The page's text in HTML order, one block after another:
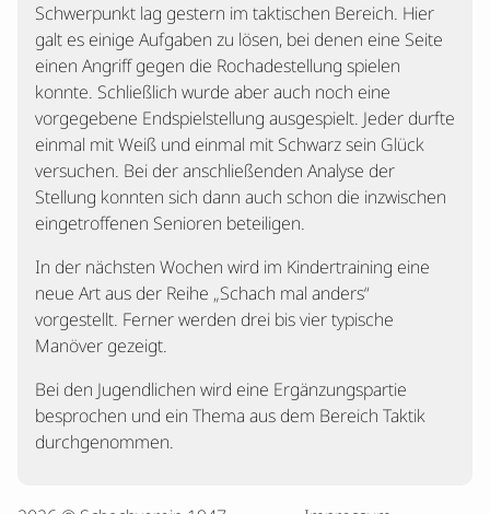
Kontakt
Schwerpunkt lag gestern im taktischen Bereich. Hier
galt es einige Aufgaben zu lösen, bei denen eine Seite
einen Angriff gegen die Rochadestellung spielen
konnte. Schließlich wurde aber auch noch eine
vorgegebene Endspielstellung ausgespielt. Jeder durfte
einmal mit Weiß und einmal mit Schwarz sein Glück
versuchen. Bei der anschließenden Analyse der
Stellung konnten sich dann auch schon die inzwischen
eingetroffenen Senioren beteiligen.
In der nächsten Wochen wird im Kindertraining eine
neue Art aus der Reihe „Schach mal anders“
vorgestellt. Ferner werden drei bis vier typische
Manöver gezeigt.
Bei den Jugendlichen wird eine Ergänzungspartie
besprochen und ein Thema aus dem Bereich Taktik
durchgenommen.